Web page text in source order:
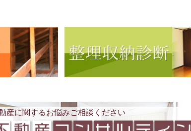
産に関するお悩みご相談ください